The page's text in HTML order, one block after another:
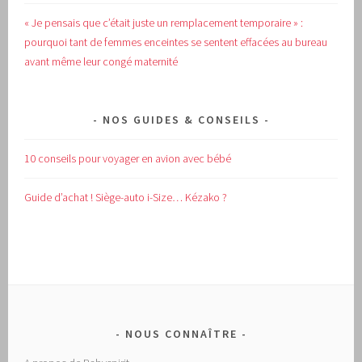
« Je pensais que c’était juste un remplacement temporaire » :
pourquoi tant de femmes enceintes se sentent effacées au bureau
avant même leur congé maternité
NOS GUIDES & CONSEILS
10 conseils pour voyager en avion avec bébé
Guide d’achat !Siège-auto i-Size… Kézako ?
NOUS CONNAÎTRE